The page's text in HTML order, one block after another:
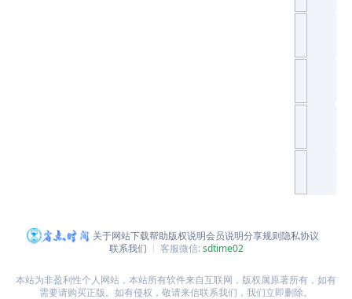
关于网站下载帮助版权说明会员说明分享规则隐私协议
联系我们
客服微信:sdtime02
本站为非盈利性个人网站，本站所有软件来自互联网，版权属原著所有，如有
需要请购买正版。如有侵权，敬请来信联系我们，我们立即删除。